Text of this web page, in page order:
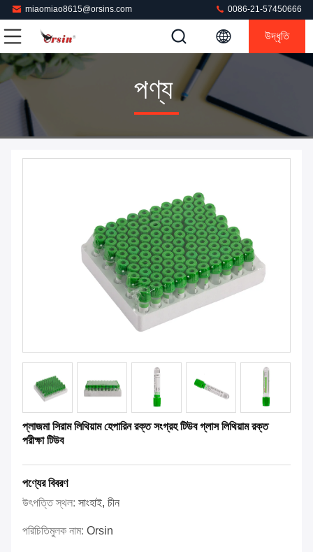
miaomiao8615@orsins.com 0086-21-57450666
উদ্ধৃতি
পণ্য
প্লাজমা সিরাম লিথিয়াম হেপারিন রক্ত সংগ্রহ টিউব গ্লাস লিথিয়াম রক্ত
পরীক্ষা টিউব
পণ্যের বিবরণ
উৎপত্তি স্থল: সাংহাই, চীন
পরিচিতিমুলক নাম: Orsin